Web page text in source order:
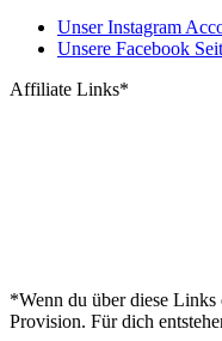
Unser Instagram
Unsere Facebook
Affiliate Links*
*Wenn du über diese
Provision. Für dich